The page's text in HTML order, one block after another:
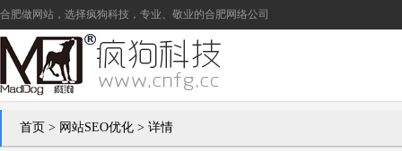
合肥做网站 ，选择疯狗科技，专业、敬业的合肥网络公司
首页 > 网站SEO优化 > 详情